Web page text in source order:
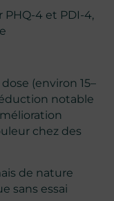
4 et PDI-4,
(environ 15–
notable
chez des
de nature
sans essai